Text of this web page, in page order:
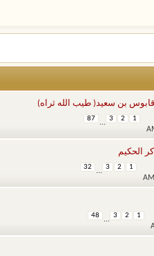
قابوس بن سعيد( طيب الله ثراه)
1
2
3
...
87
الحكيم
1
2
3
...
32
1
2
3
...
48